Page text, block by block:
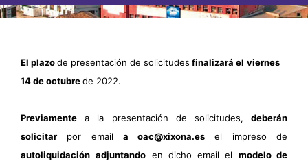
El plazode presentación de solicitudes finalizará el viernes
14de octubrede 2022.
Previamente a la presentación de solicitudes, deberán
solicitar por email a oac@xixona.es el impreso de
autoliquidación adjuntando en dicho email el modelo de